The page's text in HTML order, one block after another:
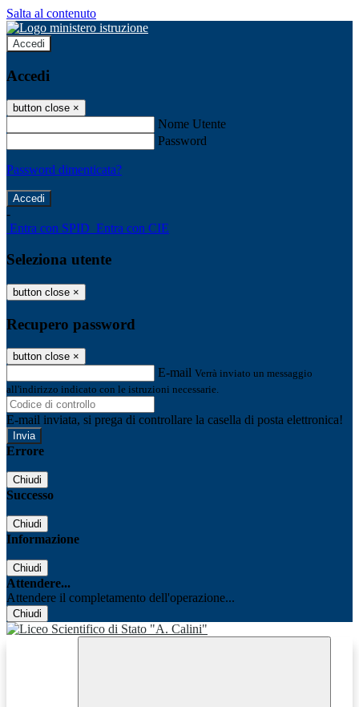
Salta al contenuto
Accedi
Accedi
button close ×
Nome Utente
Password
Password dimenticata?
-
Entra con SPID Entra con CIE
Seleziona utente
button close ×
Recupero password
button close ×
E-mail Verrà inviato un messaggio
all'indirizzo indicato con le istruzioni necessarie.
E-mail inviata, si prega di controllare la casella di posta elettronica!
Errore
Chiudi
Successo
Chiudi
Informazione
Chiudi
Attendere...
Attendere il completamento dell'operazione...
Chiudi